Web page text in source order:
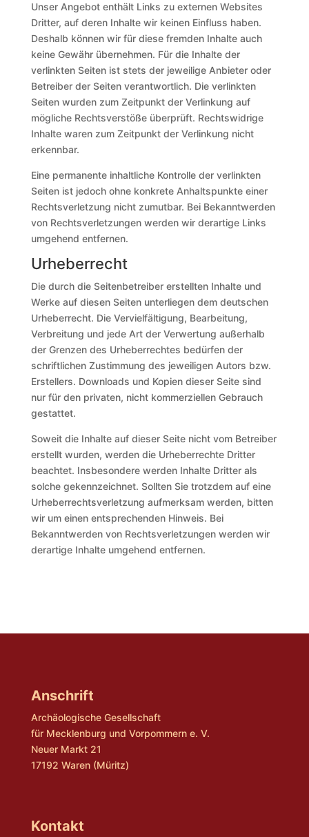
Unser Angebot enthält Links zu externen Websites
Dritter, auf deren Inhalte wir keinen Einfluss haben.
Deshalb können wir für diese fremden Inhalte auch
keine Gewähr übernehmen. Für die Inhalte der
verlinkten Seiten ist stets der jeweilige Anbieter oder
Betreiber der Seiten verantwortlich. Die verlinkten
Seiten wurden zum Zeitpunkt der Verlinkung auf
mögliche Rechtsverstöße überprüft. Rechtswidrige
Inhalte waren zum Zeitpunkt der Verlinkung nicht
erkennbar.
Eine permanente inhaltliche Kontrolle der verlinkten
Seiten ist jedoch ohne konkrete Anhaltspunkte einer
Rechtsverletzung nicht zumutbar. Bei Bekanntwerden
von Rechtsverletzungen werden wir derartige Links
umgehend entfernen.
Urheberrecht
Die durch die Seitenbetreiber erstellten Inhalte und
Werke auf diesen Seiten unterliegen dem deutschen
Urheberrecht. Die Vervielfältigung, Bearbeitung,
Verbreitung und jede Art der Verwertung außerhalb
der Grenzen des Urheberrechtes bedürfen der
schriftlichen Zustimmung des jeweiligen Autors bzw.
Erstellers. Downloads und Kopien dieser Seite sind
nur für den privaten, nicht kommerziellen Gebrauch
gestattet.
Soweit die Inhalte auf dieser Seite nicht vom Betreiber
erstellt wurden, werden die Urheberrechte Dritter
beachtet. Insbesondere werden Inhalte Dritter als
solche gekennzeichnet. Sollten Sie trotzdem auf eine
Urheberrechtsverletzung aufmerksam werden, bitten
wir um einen entsprechenden Hinweis. Bei
Bekanntwerden von Rechtsverletzungen werden wir
derartige Inhalte umgehend entfernen.
Anschrift
Archäologische Gesellschaft
für Mecklenburg und Vorpommern e. V.
Neuer Markt 21
17192 Waren (Müritz)
Kontakt